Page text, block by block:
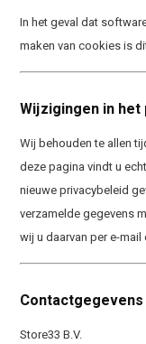
In het geval dat
maken van cookies is
Wijzigingen in
Wij behouden te allen
deze pagina vindt u
nieuwe privacybeleid
verzamelde gegevens
wij u daarvan per e-
Contactgegevens
Store33 B.V.